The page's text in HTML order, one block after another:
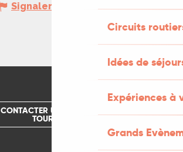
Circuits
Idées de
Expériences à
Grands
Signaler une erreur
CONTACTER UN OFFICE DE
TOURISME